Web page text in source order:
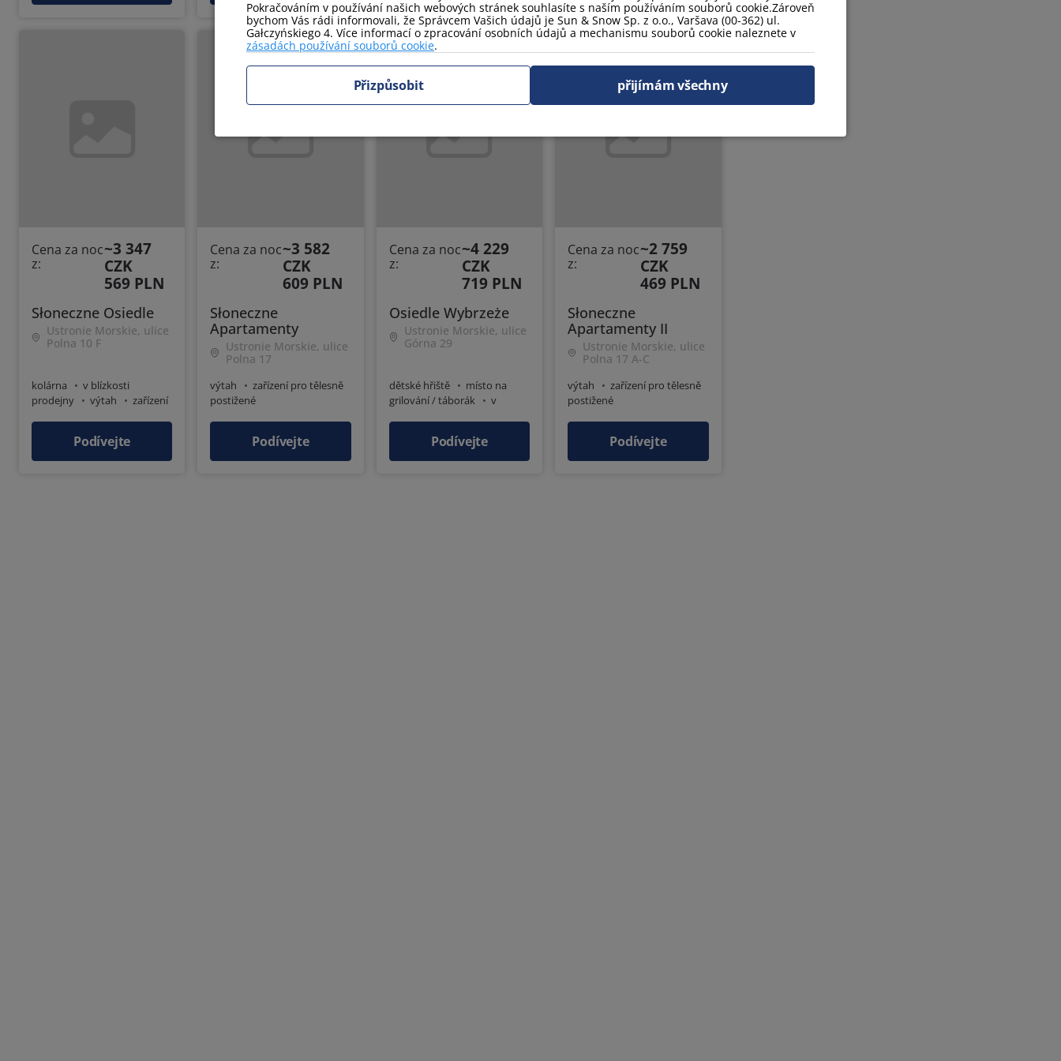
Cena za noc
z:
~3 347
CZK
569 PLN
Słoneczne Osiedle
Ustronie Morskie, ulice
Polna 10 F
kolárna
v blízkosti
prodejny
výtah
zařízení
Podívejte
Cena za noc
z:
~3 582
CZK
609 PLN
Słoneczne
Apartamenty
Ustronie Morskie, ulice
Polna 17
výtah
zařízení pro tělesně
postižené
Podívejte
9.3
Cena za noc
z:
~4 229
CZK
719 PLN
Osiedle Wybrzeże
Ustronie Morskie, ulice
Górna 29
dětské hřiště
místo na
grilování / táborák
v
Podívejte
9.2
Cena za noc
z:
~2 759
CZK
469 PLN
Słoneczne
Apartamenty II
Ustronie Morskie, ulice
Polna 17 A-C
výtah
zařízení pro tělesně
postižené
Podívejte
Pokračováním v používání našich webových stránek souhlasíte s naším používáním souborů cookie.Zároveň
bychom Vás rádi informovali, že Správcem Vašich údajů je Sun & Snow Sp. z o.o., Varšava (00-362) ul.
Gałczyńskiego 4. Více informací o zpracování osobních údajů a mechanismu souborů cookie naleznete v
zásadách používání souborů cookie.
Přizpůsobit přijímám všechny